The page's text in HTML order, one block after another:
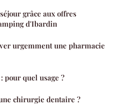
grâce aux offres
par le camping d'Ibardin
urgemment une pharmacie
pour quel usage ?
chirurgie dentaire ?